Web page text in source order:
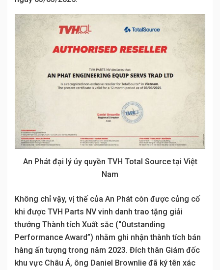
An Phát đại lý ủy quyền TVH Total Source tại Việt
Nam
Không chỉ vậy, vị thế của An Phát còn được củng cố
khi được TVH Parts NV vinh danh trao tặng giải
thưởng Thành tích Xuất sắc (“Outstanding
Performance Award”) nhằm ghi nhận thành tích bán
hàng ấn tượng trong năm 2023. Đích thân Giám đốc
khu vực Châu Á, ông Daniel Brownlie đã ký tên xác